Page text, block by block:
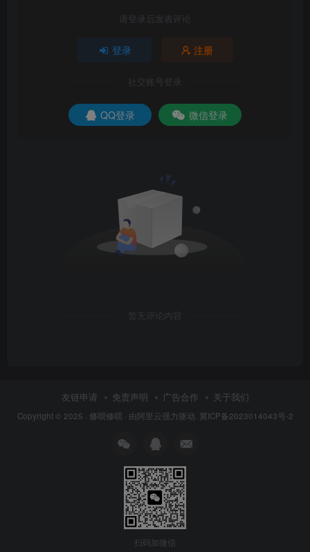
8.点击【开始】。
请登录后发表评论
登录 注册
社交账号登录
QQ登录 微信登录
暂无评论内容
友链申请 免责声明 广告合作 关于我们
Copyright © 2025 · 修呗修呗 · 由阿里云强力驱动. 冀ICP备2023014043号-2
扫码加微信